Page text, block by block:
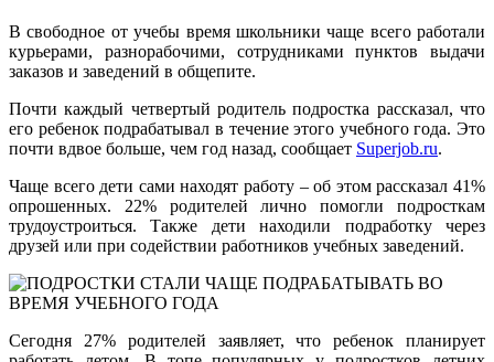
В свободное от учебы время школьники чаще всего работали
курьерами, разнорабочими, сотрудниками пунктов выдачи
заказов и заведений в общепите.
Почти каждый четвертый родитель подростка рассказал, что
его ребенок подрабатывал в течение этого учебного года. Это
почти вдвое больше, чем год назад, сообщает Superjob.ru.
Чаще всего дети сами находят работу – об этом рассказал 41%
опрошенных. 22% родителей лично помогли подросткам
трудоустроиться. Также дети находили подработку через
друзей или при содействии работников учебных заведений.
Сегодня 27% родителей заявляет, что ребенок планирует